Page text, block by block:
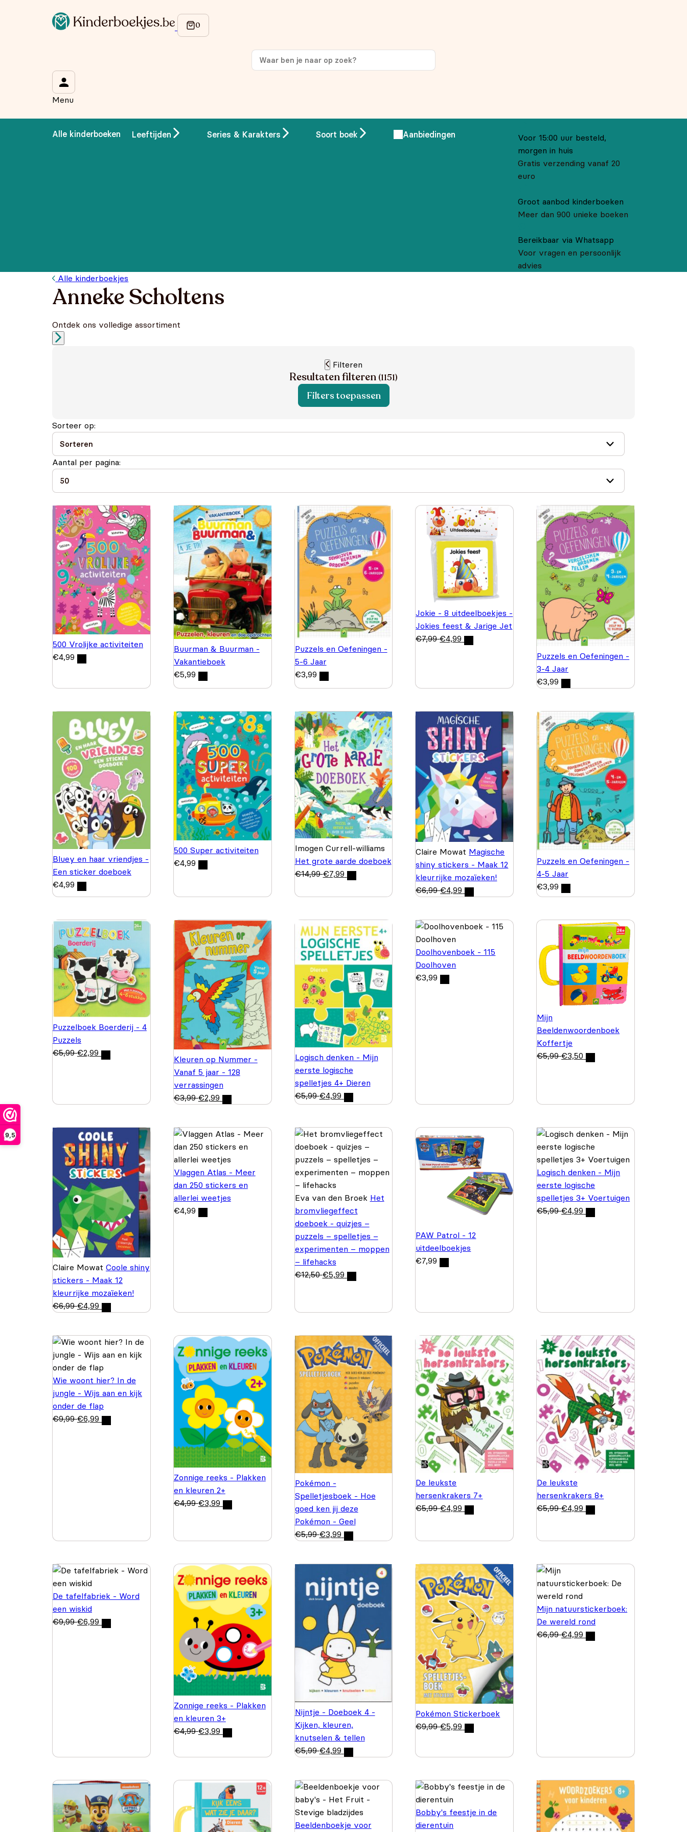
9,5
Menu
Alle kinderboeken Leeftijden Series & Karakters Soort boek Aanbiedingen
Voor 15:00 uur besteld,
morgen in huis
Gratis verzending vanaf 20
euro
Groot aanbod kinderboeken
Meer dan 900 unieke boeken
Bereikbaar via Whatsapp
Voor vragen en persoonlijk
advies
Alle kinderboekjes
Anneke Scholtens
Ontdek ons volledige assortiment
Filteren
Resultaten filteren (1151)
Filters toepassen
Sorteer op:
Aantal per pagina:
500 Vrolijke activiteiten
€4,99
Buurman & Buurman -
Vakantieboek
€5,99
Puzzels en Oefeningen -
5-6 Jaar
€3,99
Jokie - 8 uitdeelboekjes -
Jokies feest & Jarige Jet
€7,99 €4,99
Puzzels en Oefeningen -
3-4 Jaar
€3,99
Bluey en haar vriendjes -
Een sticker doeboek
€4,99
500 Super activiteiten
€4,99
Imogen Currell-williams
Het grote aarde doeboek
€14,99 €7,99
Claire Mowat Magische
shiny stickers - Maak 12
kleurrijke mozaïeken!
€6,99 €4,99
Puzzels en Oefeningen -
4-5 Jaar
€3,99
Puzzelboek Boerderij - 4
Puzzels
€5,99 €2,99
Kleuren op Nummer -
Vanaf 5 jaar - 128
verrassingen
€3,99 €2,99
Logisch denken - Mijn
eerste logische
spelletjes 4+ Dieren
€5,99 €4,99
Doolhovenboek - 115
Doolhoven
€3,99
Mijn
Beeldenwoordenboek
Koffertje
€5,99 €3,50
Claire Mowat Coole shiny
stickers - Maak 12
kleurrijke mozaïeken!
€6,99 €4,99
Vlaggen Atlas - Meer
dan 250 stickers en
allerlei weetjes
€4,99
Eva van den Broek Het
bromvliegeffect
doeboek - quizjes –
puzzels – spelletjes –
experimenten – moppen
– lifehacks
€12,50 €5,99
PAW Patrol - 12
uitdeelboekjes
€7,99
Logisch denken - Mijn
eerste logische
spelletjes 3+ Voertuigen
€5,99 €4,99
Wie woont hier? In de
jungle - Wijs aan en kijk
onder de flap
€9,99 €6,99
Zonnige reeks - Plakken
en kleuren 2+
€4,99 €3,99
Pokémon -
Spelletjesboek - Hoe
goed ken jij deze
Pokémon - Geel
€5,99 €3,99
De leukste
hersenkrakers 7+
€5,99 €4,99
De leukste
hersenkrakers 8+
€5,99 €4,99
De tafelfabriek - Word
een wiskid
€9,99 €6,99
Zonnige reeks - Plakken
en kleuren 3+
€4,99 €3,99
Nijntje - Doeboek 4 -
Kijken, kleuren,
knutselen & tellen
€5,99 €4,99
Pokémon Stickerboek
€9,99 €5,99
Mijn natuurstickerboek:
De wereld rond
€6,99 €4,99
Beeldenboekje voor
Bobby's feestje in de
dierentuin